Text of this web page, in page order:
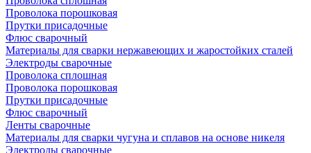
Проволока порошковая
Прутки присадочные
Флюс сварочный
Материалы для сварки нержавеющих и жаростойких сталей
Электроды сварочные
Проволока сплошная
Проволока порошковая
Прутки присадочные
Флюс сварочный
Ленты сварочные
Материалы для сварки чугуна и сплавов на основе никеля
Электроды сварочные